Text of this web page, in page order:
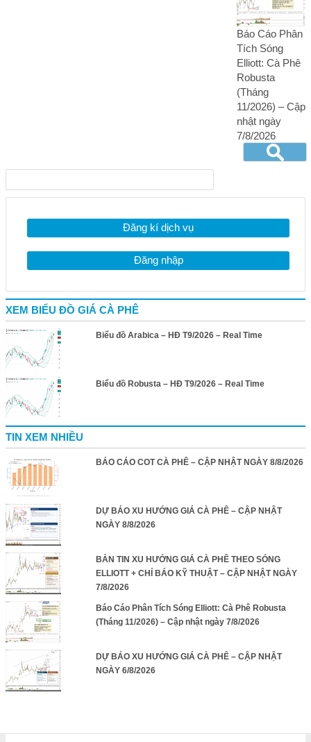
Báo Cáo Phân
Tích Sóng
Elliott: Cà Phê
Robusta
(Tháng
11/2026) – Cập
nhật ngày
7/8/2026
Đăng kí dịch vụ
Đăng nhập
XEM BIỂU ĐỒ GIÁ CÀ PHÊ
Biểu đồ Arabica – HĐ T9/2026 – Real Time
Biểu đồ Robusta – HĐ T9/2026 – Real Time
TIN XEM NHIỀU
BÁO CÁO COT CÀ PHÊ – CẬP NHẬT NGÀY 8/8/2026
DỰ BÁO XU HƯỚNG GIÁ CÀ PHÊ – CẬP NHẬT
NGÀY 8/8/2026
BẢN TIN XU HƯỚNG GIÁ CÀ PHÊ THEO SÓNG
ELLIOTT + CHỈ BÁO KỸ THUẬT – CẬP NHẬT NGÀY
7/8/2026
Báo Cáo Phân Tích Sóng Elliott: Cà Phê Robusta
(Tháng 11/2026) – Cập nhật ngày 7/8/2026
DỰ BÁO XU HƯỚNG GIÁ CÀ PHÊ – CẬP NHẬT
NGÀY 6/8/2026